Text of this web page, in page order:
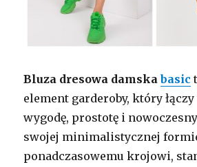
Bluza dresowa damskabasic
element garderoby, który łączy
wygodę, prostotę i
swojej minimalistycznej
ponadczasowemu krojowi,